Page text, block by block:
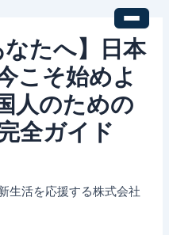
なたへ】日本
こそ始めよ
人のための
全ガイド
生活を応援する株式会社